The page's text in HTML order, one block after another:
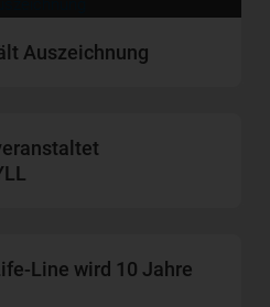
Auszeichnung
Line wird 10 Jahre